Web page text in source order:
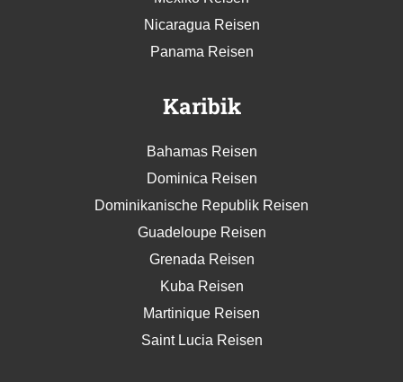
Nicaragua Reisen
Panama Reisen
Karibik
Bahamas Reisen
Dominica Reisen
Dominikanische Republik Reisen
Guadeloupe Reisen
Grenada Reisen
Kuba Reisen
Martinique Reisen
Saint Lucia Reisen